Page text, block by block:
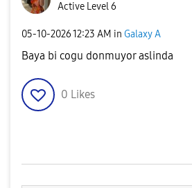
Active Level 6
‎05-10-202612:23 AM in Galaxy A
Baya bi cogu donmuyor aslinda
0 Likes